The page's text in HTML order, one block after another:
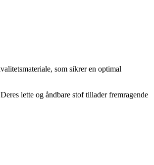
som sikrer en optimal
lette og åndbare stof tillader fremragende